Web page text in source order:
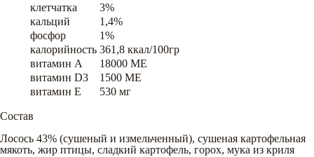
клетчатка
3%
кальций
1,4%
фосфор
1%
калорийность 361,8 ккал/100гр
витамин A
18000 ME
витамин D3
1500 ME
витамин E
530 мг
Состав
Лосось 43% (сушеный и измельченный), сушеная картофельная
мякоть, жир птицы, сладкий картофель, горох, мука из криля